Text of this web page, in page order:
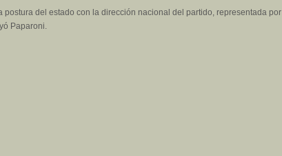
del estado con la dirección nacional del partido, representada por
Paparoni.